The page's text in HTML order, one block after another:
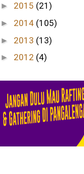
► 2015 (21)
► 2014 (105)
► 2013 (13)
► 2012 (4)